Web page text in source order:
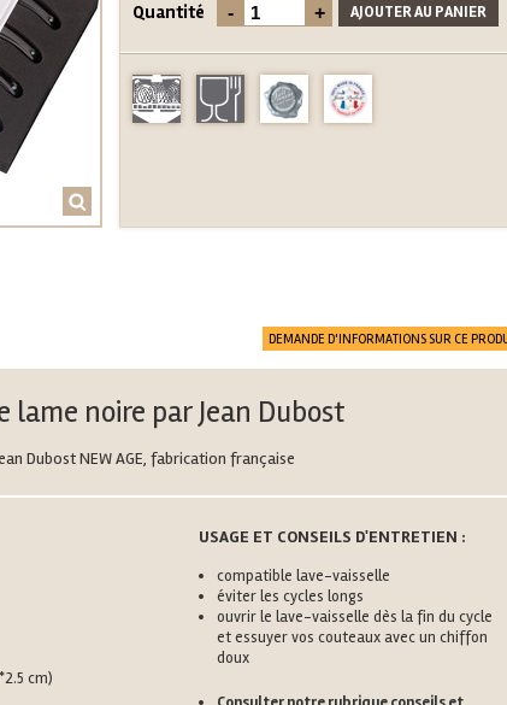
Quantité
DEMANDE D'INFORMATIONS SUR CE
lame noire par Jean Dubost
Dubost NEW AGE, fabrication française
cm)
USAGE ET CONSEILS D'ENTRETIEN :
compatible lave-vaisselle
éviter les cycles longs
ouvrir le lave-vaisselle dès la fin du cycle
et essuyer vos couteaux avec un chiffon
doux